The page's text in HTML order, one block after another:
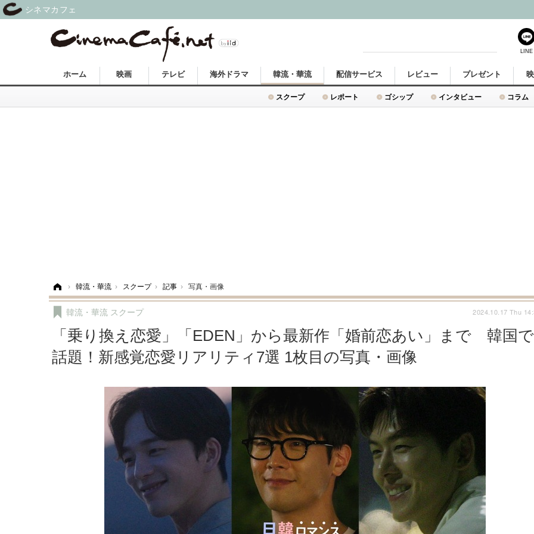
ホーム 映画 テレビ 海外ドラマ 韓流・華流
スクープ レポート ゴシップ インタビュー コラム
配信サービス レビュー プレゼント
› 韓流・華流 › スクープ › 記事 › 写真・画像
「乗り換え恋愛」「EDEN」から最新作「婚前恋あい」まで 韓国で
話題！新感覚恋愛リアリティ7選 1枚目の写真・画像
韓流・華流 スクープ 2024.10.17 Thu
LINE
シネマカフェ